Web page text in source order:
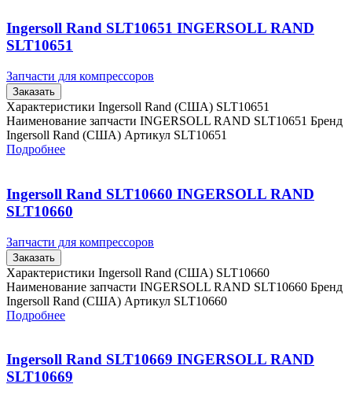
Ingersoll Rand SLT10651 INGERSOLL RAND
SLT10651
Запчасти для компрессоров
Заказать
Характеристики Ingersoll Rand (США) SLT10651
Наименование запчасти INGERSOLL RAND SLT10651 Бренд
Ingersoll Rand (США) Артикул SLT10651
Подробнее
Ingersoll Rand SLT10660 INGERSOLL RAND
SLT10660
Запчасти для компрессоров
Заказать
Характеристики Ingersoll Rand (США) SLT10660
Наименование запчасти INGERSOLL RAND SLT10660 Бренд
Ingersoll Rand (США) Артикул SLT10660
Подробнее
Ingersoll Rand SLT10669 INGERSOLL RAND
SLT10669